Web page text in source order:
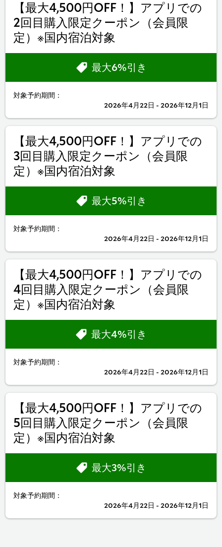
対象予約期間：
2026年4月22日 - 2026年12月1日
最大6%引き
【最大4,500円OFF！】アプリでの
2回目購入限定クーポン（会員限
定）※国内宿泊対象
対象予約期間：
2026年4月22日 - 2026年12月1日
最大5%引き
【最大4,500円OFF！】アプリでの
3回目購入限定クーポン（会員限
定）※国内宿泊対象
対象予約期間：
2026年4月22日 - 2026年12月1日
最大4%引き
【最大4,500円OFF！】アプリでの
4回目購入限定クーポン（会員限
定）※国内宿泊対象
対象予約期間：
2026年4月22日 - 2026年12月1日
最大3%引き
【最大4,500円OFF！】アプリでの
5回目購入限定クーポン（会員限
定）※国内宿泊対象